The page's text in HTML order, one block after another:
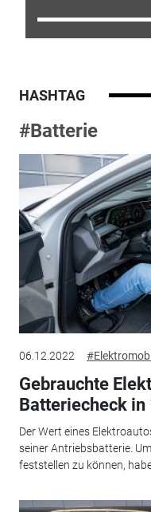
HASHTAG
#Batterie
06.12.2022
Gebrauchte
Batteriecheck in
Der Wert eines
seiner Antriebsbatterie.
feststellen zu können,